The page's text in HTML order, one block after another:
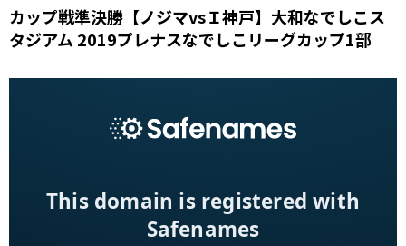
カップ戦準決勝【ノジマvsＩ神戸】大和なでしこス
タジアム 2019プレナスなでしこリーグカップ1部